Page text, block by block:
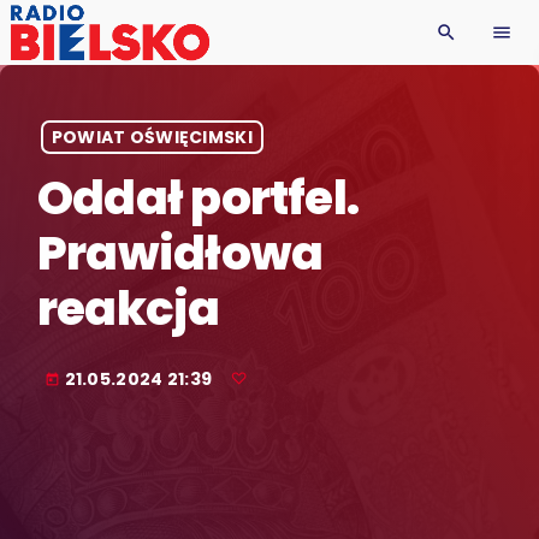
search menu
POWIAT OŚWIĘCIMSKI
Oddał portfel.
Prawidłowa
reakcja
today 21.05.2024 21:39